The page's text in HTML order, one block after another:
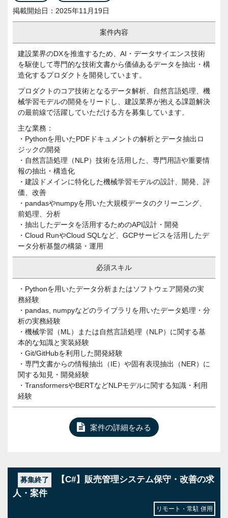
掲載開始日：2025年11月19日
案件内容
建設業界のDXを推進するため、AI・データサイエンス技術
を駆使して専門的な技術文書から価値あるデータを抽出・構
造化するプロダクトを開発しています。
プロダクトのコア技術となるデータ解析、自然言語処理、機
械学習モデルの開発をリードし、建設業界が抱える課題解決
の最前線で活躍していただける方を募集しています。
主な業務：
・Pythonを用いたPDFドキュメントの解析とデータ抽出ロ
ジックの開発
・自然言語処理（NLP）技術を活用した、専門用語や重要情
報の抽出・構造化
・建設ドメインに特化した機械学習モデルの設計、開発、評
価、改善
・pandasやnumpyを用いた大規模データのクリーニング、
前処理、分析
・抽出したデータを活用するためのAPI設計・開発
・Cloud RunやCloud SQLなど、GCPサービスを活用したデ
ータ分析基盤の構築・運用
必須スキル
・Pythonを用いたデータ分析またはソフトウェア開発の実
務経験
・pandas, numpyなどのライブラリを用いたデータ処理・分
析の実務経験
・機械学習（ML）または自然言語処理（NLP）に関する基
本的な知識と実装経験
・Git/GitHubを利用した開発経験
・専門文書からの情報抽出（IE）や固有表現抽出（NER）に
関する知見・開発経験
・TransformersやBERTなどNLPモデルに関する知識・利用
経験
案件の詳細をみる
募集終了
【C#】販売管理システム保守・改善の求
人・案件
リモート・常駐 併用